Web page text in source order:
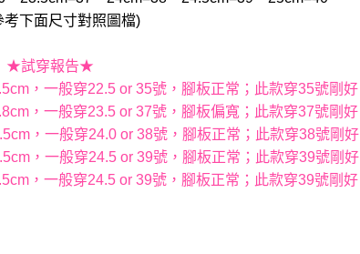
考下面尺寸對照圖檔)
★試穿報告★
，一般穿22.5 or 35號，腳板正常；此款穿35號剛好
，一般穿23.5 or 37號，腳板偏寬；此款穿37號剛好
，一般穿24.0 or 38號，腳板正常；此款穿38號剛好
，一般穿24.5 or 39號，腳板正常；此款穿39號剛好
，一般穿24.5 or 39號，腳板正常；此款穿39號剛好